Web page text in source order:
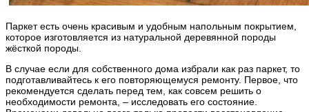
Паркет есть очень красивым и удобным напольным покрытием,
которое изготовляется из натуральной деревянной породы
жёсткой породы.
В случае если для собственного дома избрали как раз паркет, то
подготавливайтесь к его повторяющемуся ремонту. Первое, что
рекомендуется сделать перед тем, как совсем решить о
необходимости ремонта, – исследовать его состояние.